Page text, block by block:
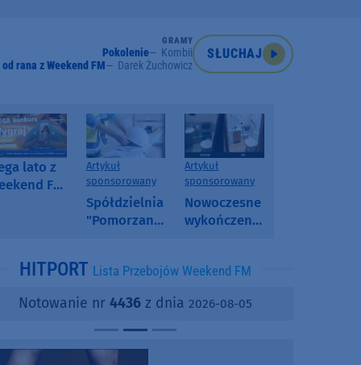
GRAMY
Pokolenie
Kombii
rana z Weekend FM
Darek Żuchowicz
SŁUCHAJ
lato z
FM
Artykuł
sponsorowany
Spółdzielnia
"Pomorzanka"
informuje o
i ofertach
najmu
Artykuł
sponsorowany
Nowoczesne
wykończenia
SPC, WPC i
kamienny
HITPORT Lista Przebojów Weekend FM
Notowanie nr 4436 z dnia 2026-08-05